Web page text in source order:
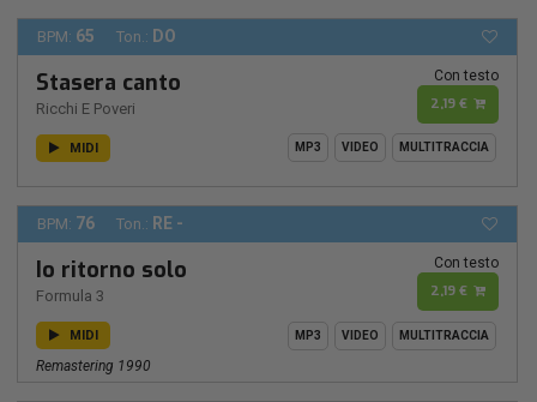
BPM: 65 Ton.: DO
Stasera canto
Ricchi E Poveri
Con testo
2,19 €
MIDI MP3 VIDEO MULTITRACCIA
BPM: 76 Ton.: RE -
Io ritorno solo
Formula 3
Con testo
2,19 €
MIDI MP3 VIDEO MULTITRACCIA
Remastering 1990